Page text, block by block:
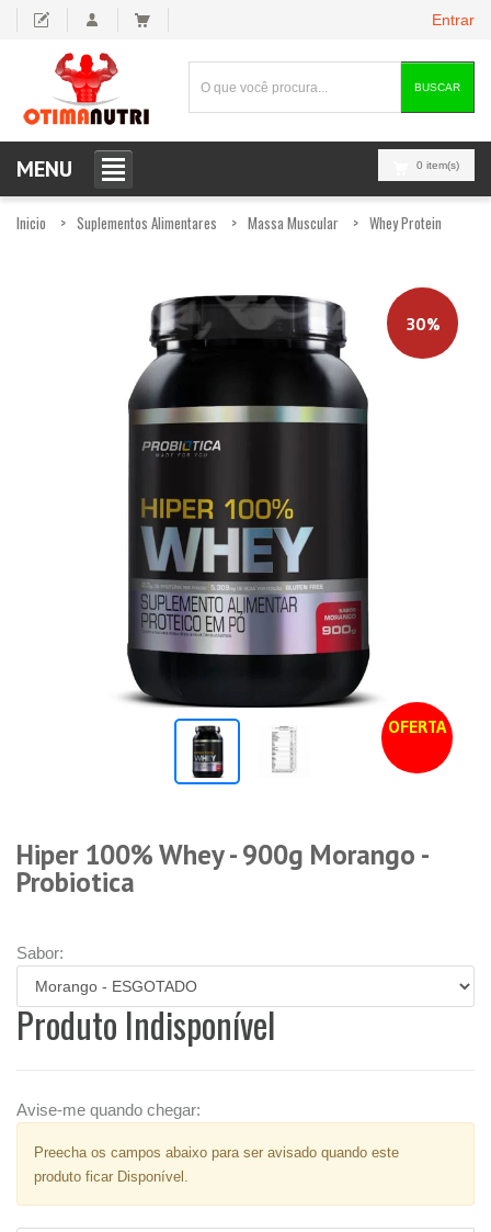
Entrar
BUSCAR
0 item(s)
MENU
Inicio Suplementos Alimentares Massa Muscular Whey Protein
30%
OFERTA
Hiper 100% Whey - 900g Morango -
Probiotica
Sabor:
Produto Indisponível
Avise-me quando chegar:
Preecha os campos abaixo para ser avisado quando este
produto ficar Disponível.